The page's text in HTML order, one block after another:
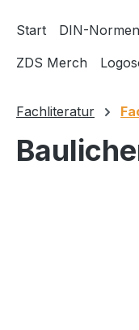
Start DIN-
ZDS Merch
Fachliteratur
Bildergalerie